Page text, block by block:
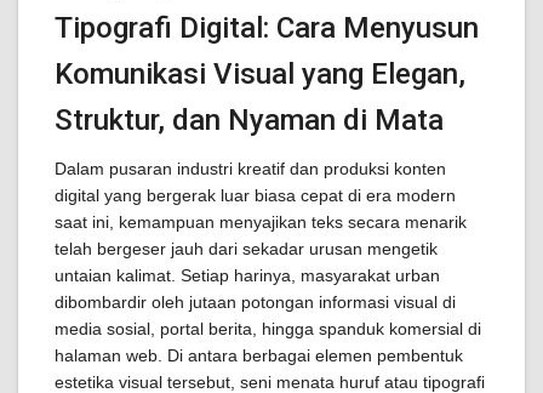
Tipografi Digital: Cara Menyusun
Komunikasi Visual yang Elegan,
Struktur, dan Nyaman di Mata
Dalam pusaran industri kreatif dan produksi konten
digital yang bergerak luar biasa cepat di era modern
saat ini, kemampuan menyajikan teks secara menarik
telah bergeser jauh dari sekadar urusan mengetik
untaian kalimat. Setiap harinya, masyarakat urban
dibombardir oleh jutaan potongan informasi visual di
media sosial, portal berita, hingga spanduk komersial di
halaman web. Di antara berbagai elemen pembentuk
estetika visual tersebut, seni menata huruf atau tipografi